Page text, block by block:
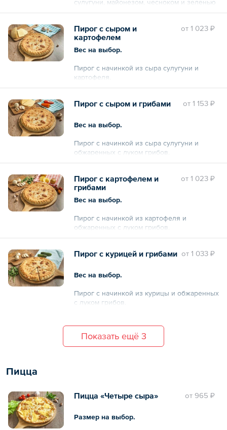
сулугуни, майонезом, чесноком и зеленью
(укроп, петрушка).
oт 1 023 ₽
Пирог с сыром и
картофелем
Вес на выбор.
Пирог с начинкой из сыра сулугуни и
картофеля.
oт 1 153 ₽
Пирог с сыром и грибами
Вес на выбор.
Пирог с начинкой из сыра сулугуни и
обжаренных с луком грибов.
oт 1 023 ₽
Пирог с картофелем и
грибами
Вес на выбор.
Пирог с начинкой из картофеля и
обжаренных с луком грибов.
oт 1 033 ₽
Пирог с курицей и грибами
Вес на выбор.
Пирог с начинкой из курицы и обжаренных
с луком грибов.
Показать ещё 3
Пицца
oт 965 ₽
Пицца «Четыре сыра»
Размер на выбор.